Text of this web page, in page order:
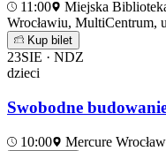
11:00
Miejska
Wrocławiu, MultiCentrum,
Kup bilet
23SIE · NDZ
dzieci
Swobodne
10:00 Mercure